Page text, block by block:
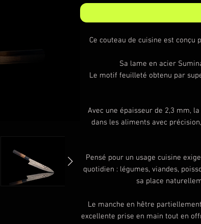
Ce couteau de cuisine est
Sa lame en acier
Le motif feuilleté obtenu par
Avec une épaisseur de 2,3 mm,
dans les aliments avec
Pensé pour un usage cuisine
quotidien : légumes, viandes,
sa place
Le manche en hêtre
excellente prise en main tout en